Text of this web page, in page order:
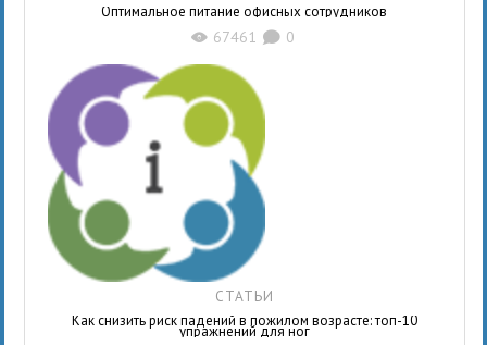
Оптимальное питание офисных сотрудников
X 67461 K 0
СТАТЬИ
Как снизить риск падений в пожилом возрасте: топ-10
упражнений для ног